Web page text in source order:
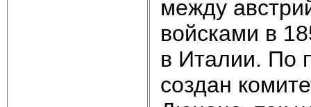
между
войсками в
в Италии. По
создан